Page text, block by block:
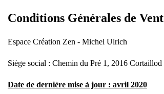
Conditions Générales de
Espace Création Zen - Michel Ulrich
Siège social : Chemin du Pré 1, 2016 Cortaillod
Date de dernière mise à jour : avril 2020